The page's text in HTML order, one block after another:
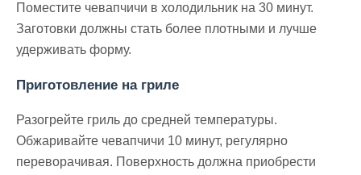
Поместите чевапчичи в холодильник на 30 минут.
Заготовки должны стать более плотными и лучше
удерживать форму.
Приготовление на гриле
Разогрейте гриль до средней температуры.
Обжаривайте чевапчичи 10 минут, регулярно
переворачивая. Поверхность должна приобрести